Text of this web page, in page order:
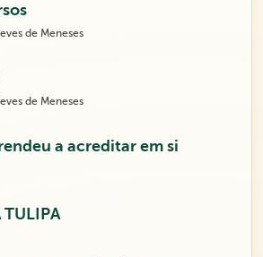
de Meneses
de Meneses
a acreditar em si